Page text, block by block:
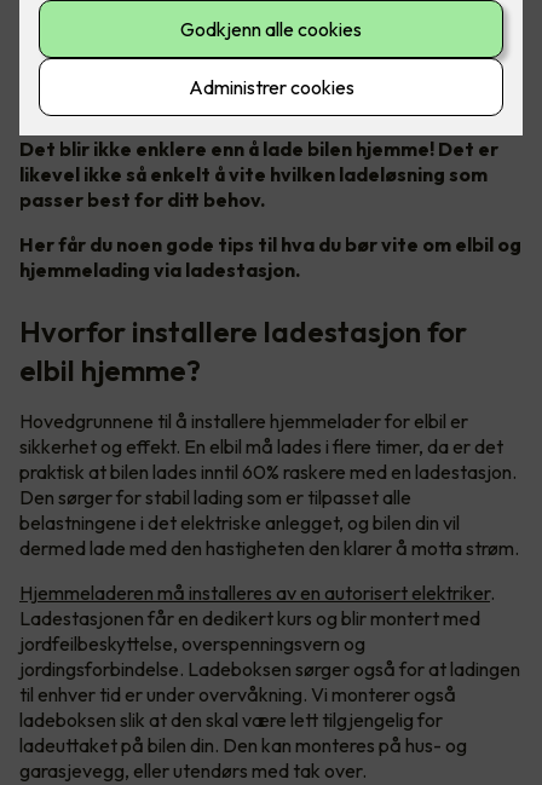
Det blir ikke enklere enn å lade bilen hjemme! Det er
likevel ikke så enkelt å vite hvilken ladeløsning som
passer best for ditt behov.
Her får du noen gode tips til hva du bør vite om elbil og
hjemmelading via ladestasjon.
Hvorfor installere ladestasjon for
elbil hjemme?
Hovedgrunnene til å installere hjemmelader for elbil er
sikkerhet og effekt. En elbil må lades i flere timer, da er det
praktisk at bilen lades inntil 60% raskere med en ladestasjon.
Den sørger for stabil lading som er tilpasset alle
belastningene i det elektriske anlegget, og bilen din vil
dermed lade med den hastigheten den klarer å motta strøm.
Hjemmeladeren må installeres av en autorisert elektriker.
Ladestasjonen får en dedikert kurs og blir montert med
jordfeilbeskyttelse, overspenningsvern og
jordingsforbindelse. Ladeboksen sørger også for at ladingen
til enhver tid er under overvåkning. Vi monterer også
ladeboksen slik at den skal være lett tilgjengelig for
ladeuttaket på bilen din. Den kan monteres på hus- og
garasjevegg, eller utendørs med tak over.